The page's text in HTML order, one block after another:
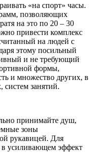
«на спорт» часы.
позволяющих
на это по 20 – 30
привести комплекс
на людей с
этому посильный
и не требующий
формы,
и множество других, в
занятий.
принимайте душ,
зоны
рукавицей. Для
в усиливающем эффект